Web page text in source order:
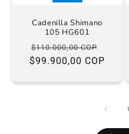
Cadenilla Shimano
105 HG601
Precio
habitual
$110.000,00 COP
de
$99.900,00 COP
1